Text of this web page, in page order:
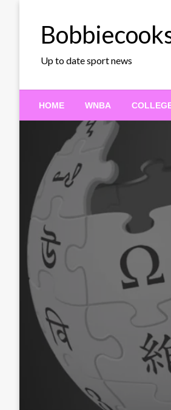
Up to date sport news
HOME WNBA